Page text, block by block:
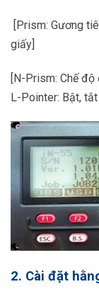
[Prism: Gương
giấy]
[N-Prism: Chế
L-Pointer: Bật,
2. Cài đặt